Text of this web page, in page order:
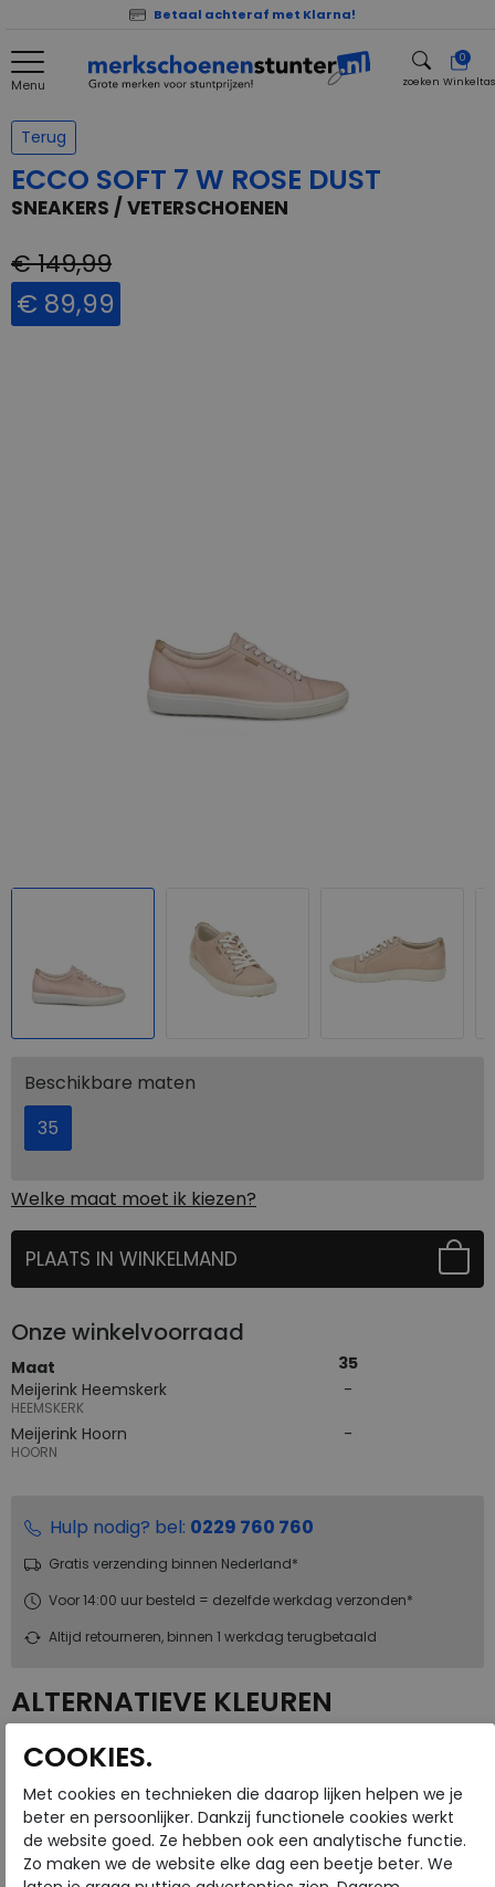
Betaal achteraf met Klarna!
Menu zoeken
0
Winkeltas
Terug
ECCO SOFT 7 W ROSE DUST
SNEAKERS / VETERSCHOENEN
€ 149,99
€ 89,99
Beschikbare maten
35
Welke maat moet ik kiezen?
PLAATS IN WINKELMAND
Onze winkelvoorraad
Maat
35
Meijerink Heemskerk
HEEMSKERK
Meijerink Hoorn
HOORN
Hulp nodig? bel: 0229 760 760
Gratis verzending binnen Nederland*
Voor 14:00 uur besteld = dezelfde werkdag verzonden*
Altijd retourneren, binnen 1 werkdag terugbetaald
ALTERNATIEVE KLEUREN
Merk
ECCO
COOKIES.
Met cookies en technieken die daarop lijken helpen we je
beter en persoonlijker. Dankzij functionele cookies werkt
de website goed. Ze hebben ook een analytische functie.
Zo maken we de website elke dag een beetje beter. We